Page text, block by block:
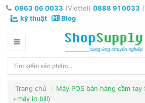
0963 06 0033 (Viettel) 0888 91 0033
kỹ thuật
Blog
Trang chủ
Máy POS bán hàng cầm
+máy in bill)